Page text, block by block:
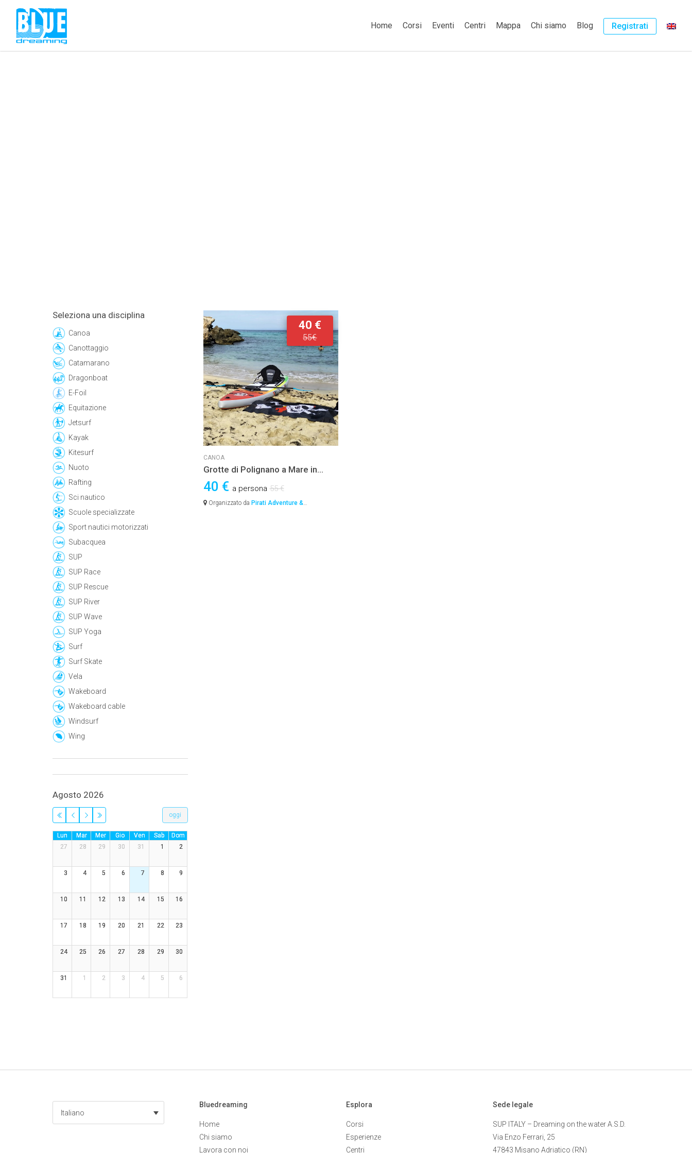
Home Corsi Eventi Centri Mappa Chi siamo Blog Registrati
Seleziona una disciplina
Canoa
Canottaggio
Catamarano
Dragonboat
E-Foil
Equitazione
Jetsurf
Kayak
Kitesurf
Nuoto
Rafting
Sci nautico
Scuole specializzate
Sport nautici motorizzati
Subacquea
SUP
SUP Race
SUP Rescue
SUP River
SUP Wave
SUP Yoga
Surf
Surf Skate
Vela
Wakeboard
Wakeboard cable
Windsurf
Wing
Agosto 2026
oggi
Lun Mar Mer Gio Ven Sab
Dom
27
28 29 30 31 1 2
3 4 5 6 7 8 9
10 11 12 13 14 15 16
17 18 19 20 21 22 23
24 25 26 27 28 29 30
31 1 2 3 4 5 6
40 €
55€
CANOA
Grotte di Polignano a Mare in
Canoa/Kayak
40 € a persona 55 €
Organizzato da Pirati Adventure &
Italiano
Bluedreaming
Home
Chi siamo
Lavora con noi
Esplora
Corsi
Esperienze
Centri
Sede legale
SUP ITALY – Dreaming on the water A.S.D.
Via Enzo Ferrari, 25
47843 Misano Adriatico (RN)